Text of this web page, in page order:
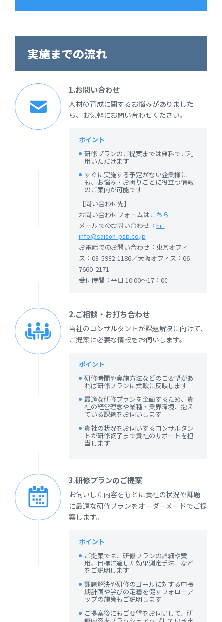
実施までの流れ
1.お問い合わせ
人材の育成に関するお悩みがありました
ら、お気軽にお問い合わせください。
ポイント
研修プランのご提案までは無料でご利
用いただけます
すぐに実施する予定がない企業様に
も、お悩み・お困りごとに役立つ情報
のご案内が可能です
【問い合わせ先】
お問い合わせフォームはこちら
メールでのお問い合わせ： hr-
info@saison-psp.co.jp
お電話でのお問い合わせ：東京オフィ
ス：03-5992-1186／大阪オフィス：06-
7660-2171
受付時間：平日 10:00～17：00
2.ご相談・お打ち合わせ
当社のコンサルタントが課題解決に向けて、
ご提案に必要な情報をお伺いします。
ポイント
研修時間や実施方法などのご要望があ
れば研修プランに柔軟に反映します
最適な研修プランを企画するため、貴
社の経営理念や業種・業界環境、抱え
ている課題をお伺いします
貴社の状況をお伺いするコンサルタン
トが研修終了まで貴社のサポートを担
当します
3.研修プランのご提案
お伺いした内容をもとに貴社の状況や課題
に最適な研修プランをオーダーメードでご提
案します。
ポイント
ご提案では、研修プランの詳細や費
用、目標に適した効果測定手法、など
をご説明します
課題解決や研修のゴールに対する中長
期計画や学びの定着を促すフォローア
ップの施策もご説明します
ご提案後にもご要望をお伺いして、研